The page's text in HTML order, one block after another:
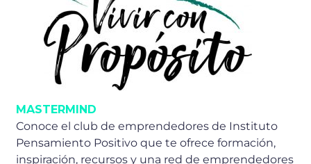
MASTERMIND
Conoce el club de emprendedores de Instituto
Pensamiento Positivo que te ofrece formación,
inspiración, recursos y una red de emprendedores